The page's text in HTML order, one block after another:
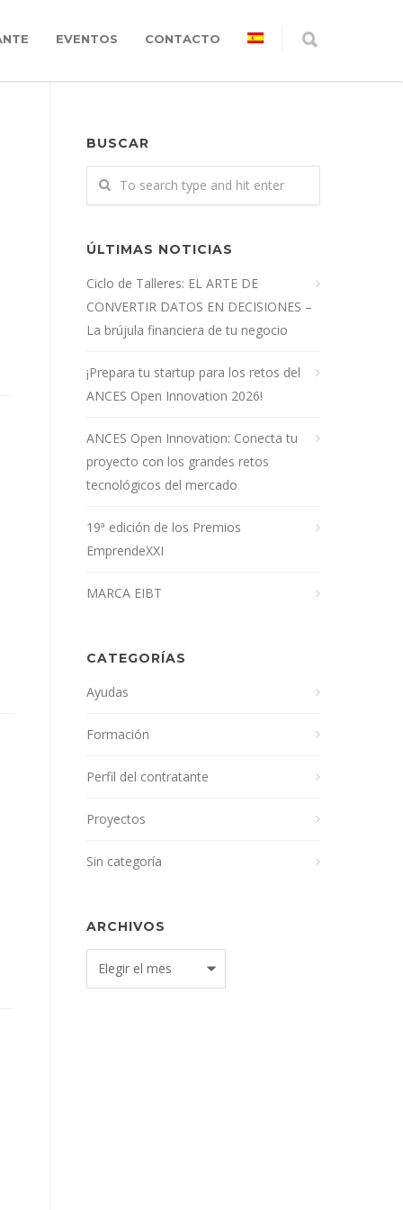
EVENTOS CONTACTO
BUSCAR
ÚLTIMAS NOTICIAS
Ciclo de Talleres: EL ARTE DE
CONVERTIR DATOS EN DECISIONES –
La brújula financiera de tu negocio
¡Prepara tu startup para los retos del
ANCES Open Innovation 2026!
ANCES Open Innovation: Conecta tu
proyecto con los grandes retos
tecnológicos del mercado
19ª edición de los Premios
EmprendeXXI
MARCA EIBT
CATEGORÍAS
Ayudas
Formación
Perfil del contratante
Proyectos
Sin categoría
ARCHIVOS
Archivos